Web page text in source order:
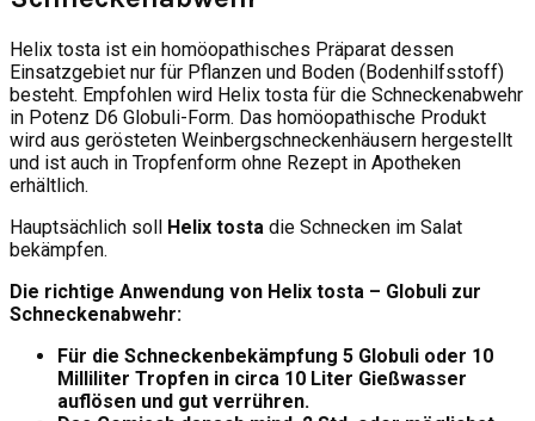
Helix tosta ist ein homöopathisches Präparat dessen
Einsatzgebiet nur für Pflanzen und Boden (Bodenhilfsstoff)
besteht. Empfohlen wird Helix tosta für die Schneckenabwehr
in Potenz D6 Globuli-Form. Das homöopathische Produkt
wird aus gerösteten Weinbergschneckenhäusern hergestellt
und ist auch in Tropfenform ohne Rezept in Apotheken
erhältlich.
Hauptsächlich soll Helix tosta die Schnecken im Salat
bekämpfen.
Die richtige Anwendung von Helix tosta – Globuli zur
Schneckenabwehr:
Für die Schneckenbekämpfung 5 Globuli oder 10
Milliliter Tropfen in circa 10 Liter Gießwasser
auflösen und gut verrühren.